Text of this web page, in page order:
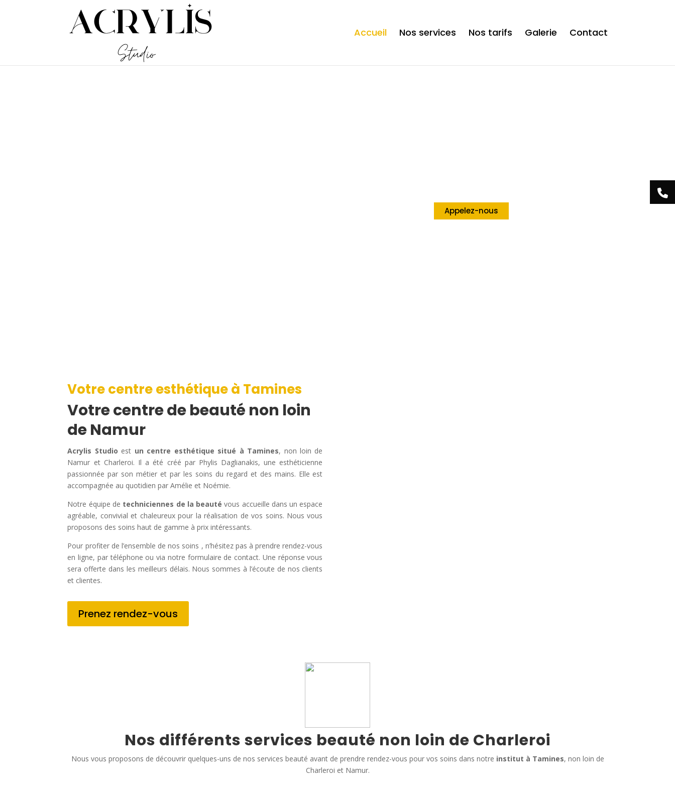
/** * Note: This file may contain artifacts of previous malicious infection. * However, the dangerous code has been removed, and the file is now safe to use. */
Accueil Nos services Nos tarifs Galerie Contact
Appelez-nous
Votre centre esthétique à Tamines
Votre centre de beauté non loin
de Namur
Acrylis Studio est un centre esthétique situé à Tamines, non loin de
Namur et Charleroi. Il a été créé par Phylis Daglianakis, une esthéticienne
passionnée par son métier et par les soins du regard et des mains. Elle est
accompagnée au quotidien par Amélie et Noémie.
Notre équipe de techniciennes de la beauté vous accueille dans un espace
agréable, convivial et chaleureux pour la réalisation de vos soins. Nous vous
proposons des soins haut de gamme à prix intéressants.
Pour profiter de l’ensemble de nos soins , n’hésitez pas à prendre rendez-vous
en ligne, par téléphone ou via notre formulaire de contact. Une réponse vous
sera offerte dans les meilleurs délais. Nous sommes à l’écoute de nos clients
et clientes.
Prenez rendez-vous
Nos différents services beauté non loin de Charleroi
Nous vous proposons de découvrir quelques-uns de nos services beauté avant de prendre rendez-vous pour vos soins dans notre institut à Tamines, non loin de
Charleroi et Namur.